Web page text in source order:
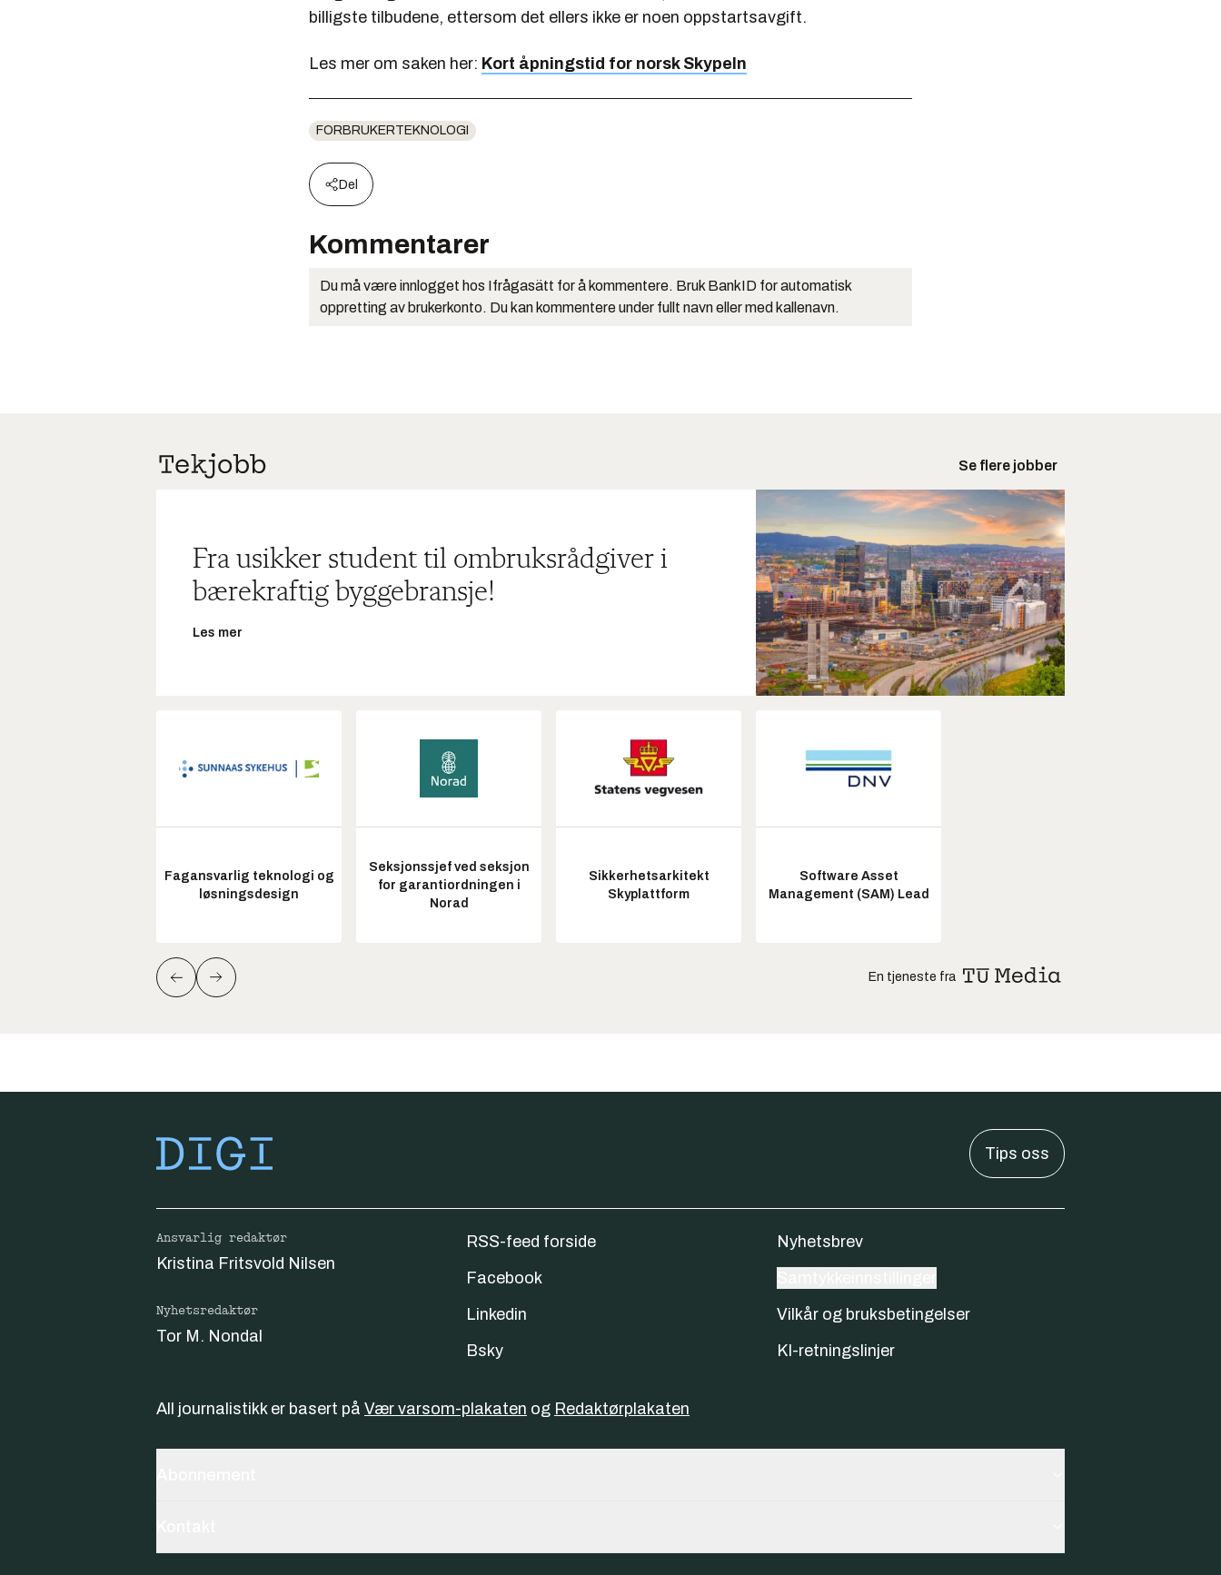
billigste tilbudene, ettersom det ellers ikke er noen oppstartsavgift.
Les mer om saken her: Kort åpningstid for norsk SkypeIn
FORBRUKERTEKNOLOGI
Del
Kommentarer
Du må være innlogget hos Ifrågasätt for å kommentere. Bruk BankID for automatisk
oppretting av brukerkonto. Du kan kommentere under fullt navn eller med kallenavn.
Se flere jobber
Fra usikker student til ombruksrådgiver i
bærekraftig byggebransje!
Les mer
Fagansvarlig teknologi og
løsningsdesign
Seksjonssjef ved seksjon
for garantiordningen i
Norad
Sikkerhetsarkitekt
Skyplattform
Software Asset
Management (SAM) Lead
En tjeneste fra
Tips oss
Ansvarlig redaktør
Kristina Fritsvold Nilsen
Nyhetsredaktør
Tor M. Nondal
RSS-feed forside
Facebook
Linkedin
Bsky
Nyhetsbrev
Vilkår og bruksbetingelser
KI-retningslinjer
All journalistikk er basert på Vær varsom-plakaten og Redaktørplakaten